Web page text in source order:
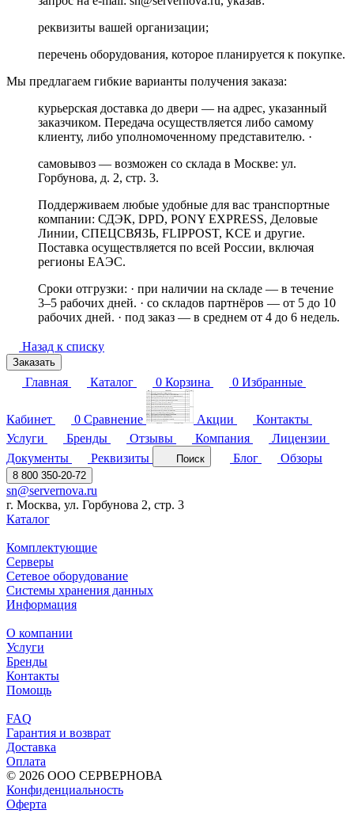
реквизиты вашей организации;
перечень оборудования, которое планируется к покупке.
Мы предлагаем гибкие варианты получения заказа:
курьерская доставка до двери — на адрес, указанный
заказчиком. Передача осуществляется либо самому
клиенту, либо уполномоченному представителю. ·
самовывоз — возможен со склада в Москве: ул.
Горбунова, д. 2, стр. 3.
Поддерживаем любые удобные для вас транспортные
компании: СДЭК, DPD, PONY EXPRESS, Деловые
Линии, СПЕЦСВЯЗЬ, FLIPPOST, KCE и другие.
Поставка осуществляется по всей России, включая
регионы ЕАЭС.
Сроки отгрузки: · при наличии на складе — в течение
3–5 рабочих дней. · со складов партнёров — от 5 до 10
рабочих дней. · под заказ — в среднем от 4 до 6 недель.
Назад к списку
Заказать
Главная Каталог 0 Корзина 0 Избранные
Кабинет 0 Сравнение Акции
Контакты
Услуги
Бренды Отзывы Компания
Лицензии
Документы
Реквизиты Поиск Блог Обзоры
8 800 350-20-72
sn@servernova.ru
г. Москва, ул. Горбунова 2, стр. 3
Каталог
Комплектующие
Серверы
Сетевое оборудование
Системы хранения данных
Информация
О компании
Услуги
Бренды
Контакты
Помощь
FAQ
Гарантия и возврат
Доставка
Оплата
© 2026 ООО СЕРВЕРНОВА
Конфиденциальность
Оферта